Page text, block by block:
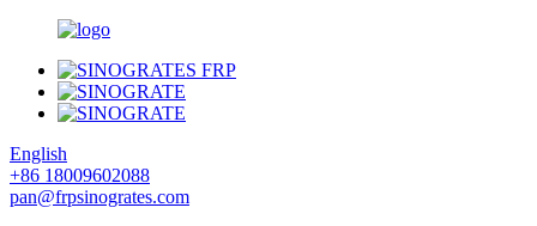
English
+86 18009602088
pan@frpsinogrates.com